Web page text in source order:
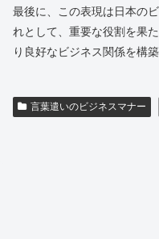
最後に、この表現は日本の
れとして、重要な役割を果
り良好なビジネス関係を構
言葉遣いのビジネスマナー